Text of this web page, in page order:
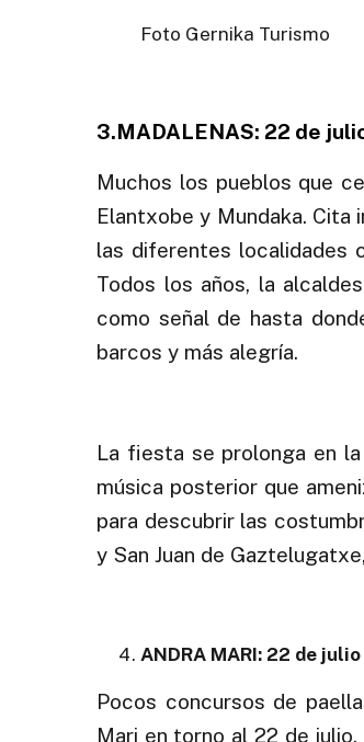
Foto Gernika Turismo
3.MADALENAS: 22 de
Muchos los pueblos que
Elantxobe y Mundaka.
las diferentes localidades
Todos los años, la
como señal de hasta
barcos y más alegría.
La fiesta se prolonga en
música posterior que
para descubrir las
y San Juan de
ANDRA MARI: 22 de julio
Pocos concursos de
Mari en torno al 22 de